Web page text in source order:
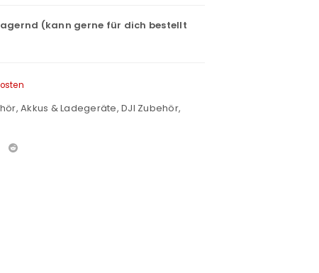
(kann gerne für dich bestellt
, Akkus & Ladegeräte, DJI Zubehör,